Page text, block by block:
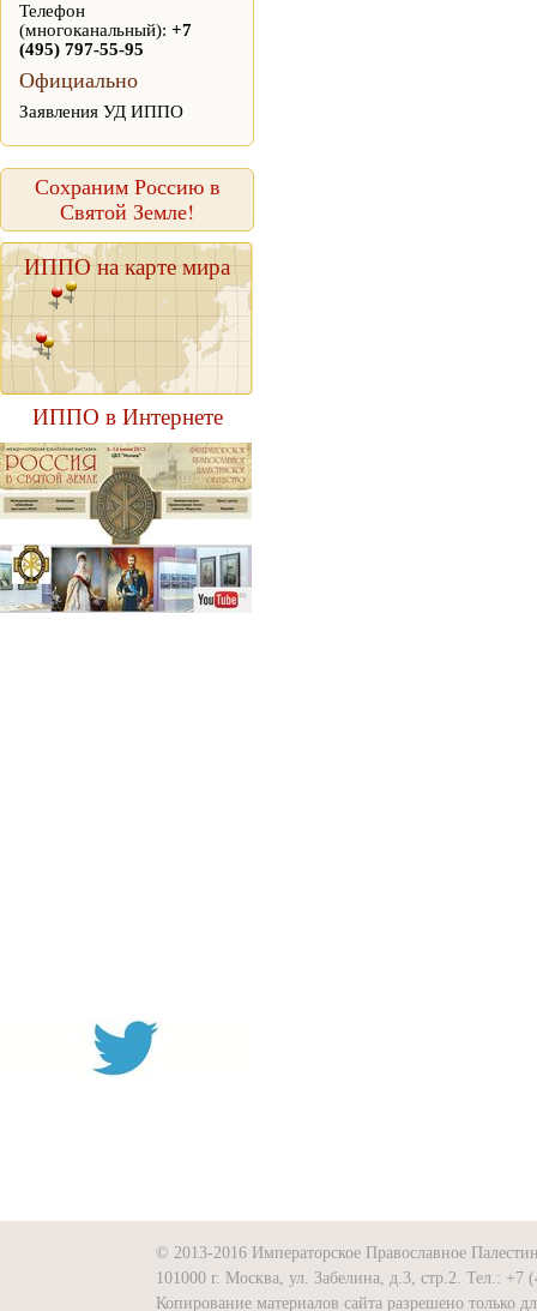
Телефон
(многоканальный): +7
(495) 797-55-95
Официально
Заявления УД ИППО
Сохраним Россию в
Святой Земле!
ИППО на карте мира
ИППО в Интернете
© 2013-2016 Императорское Православное
101000 г. Москва, ул. Забелина, д.3, стр.2. Тел.:
Копирование материалов сайта разрешено только